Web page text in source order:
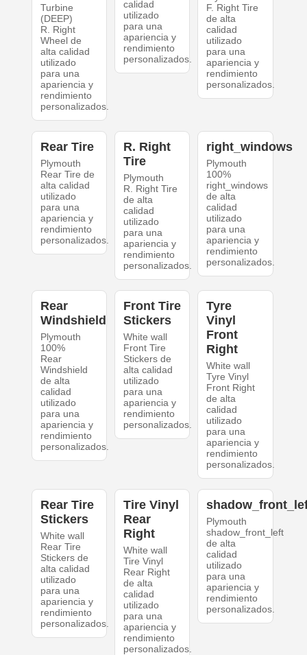
Turbine
(DEEP)
R. Right
Wheel de
alta calidad
utilizado
para una
apariencia y
rendimiento
personalizados.
calidad
utilizado
para una
apariencia y
rendimiento
personalizados.
F. Right Tire
de alta
calidad
utilizado
para una
apariencia y
rendimiento
personalizados.
Rear Tire
Plymouth
Rear Tire de
alta calidad
utilizado
para una
apariencia y
rendimiento
personalizados.
R. Right
Tire
Plymouth
R. Right Tire
de alta
calidad
utilizado
para una
apariencia y
rendimiento
personalizados.
right_windows
Plymouth
100%
right_windows
de alta
calidad
utilizado
para una
apariencia y
rendimiento
personalizados.
Rear
Windshield
Plymouth
100%
Rear
Windshield
de alta
calidad
utilizado
para una
apariencia y
rendimiento
personalizados.
Front Tire
Stickers
White wall
Front Tire
Stickers de
alta calidad
utilizado
para una
apariencia y
rendimiento
personalizados.
Tyre
Vinyl
Front
Right
White wall
Tyre Vinyl
Front Right
de alta
calidad
utilizado
para una
apariencia y
rendimiento
personalizados.
Rear Tire
Stickers
White wall
Rear Tire
Stickers de
alta calidad
utilizado
para una
apariencia y
rendimiento
personalizados.
Tire Vinyl
Rear
Right
White wall
Tire Vinyl
Rear Right
de alta
calidad
utilizado
para una
apariencia y
rendimiento
personalizados.
Plymouth
shadow_front_left
de alta
calidad
utilizado
para una
apariencia y
rendimiento
personalizados.